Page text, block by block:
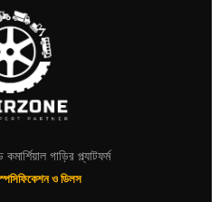
গাড়ির প্ল্যাটফর্ম
ও ডিলস